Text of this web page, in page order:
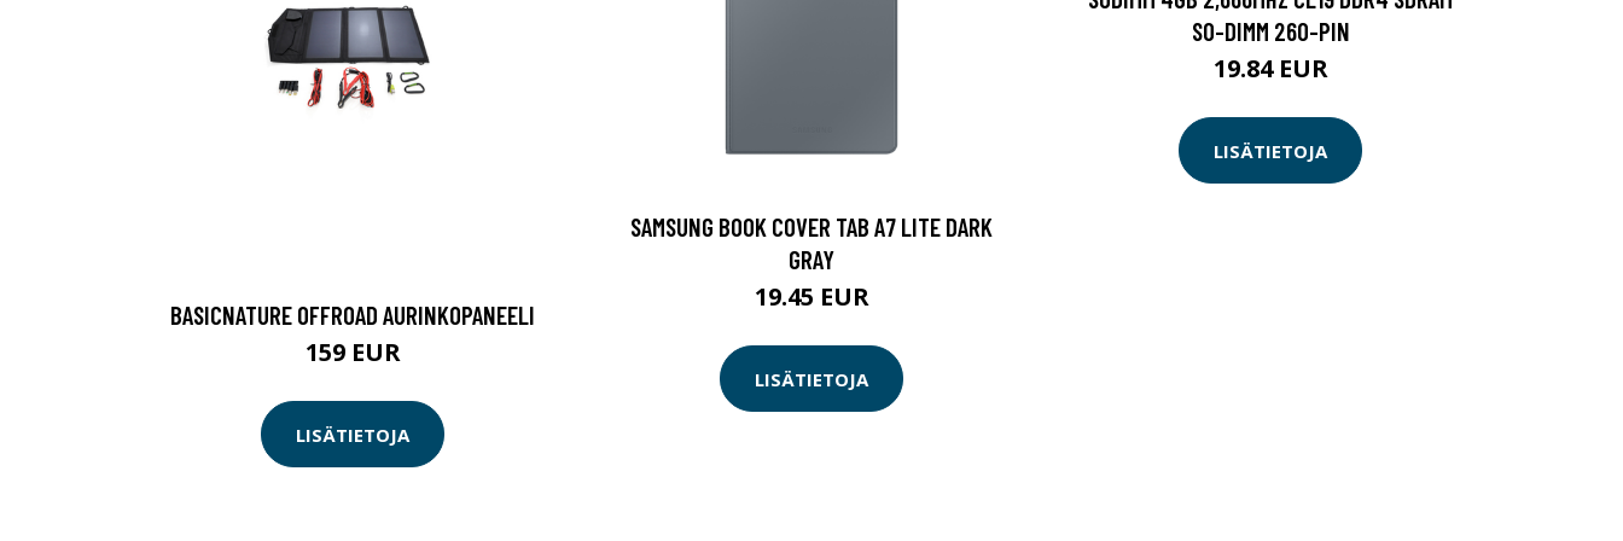
BASICNATURE OFFROAD AURINKOPANEELI
159 EUR
LISÄTIETOJA
SAMSUNG BOOK COVER TAB A7 LITE DARK
GRAY
19.45 EUR
LISÄTIETOJA
SO-DIMM 260-PIN
19.84 EUR
LISÄTIETOJA